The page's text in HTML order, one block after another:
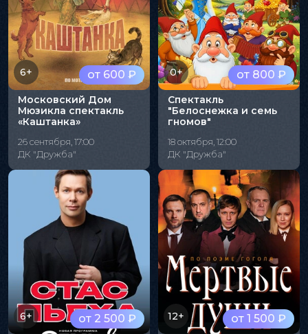
от 600 ₽
6+
Московский Дом
Мюзикла спектакль
«Каштанка»
26 сентября, 17:00
ДК "Дружба"
от 800 ₽
0+
Спектакль
"Белоснежка и семь
гномов"
18 октября, 12:00
ДК "Дружба"
от 2 500 ₽
6+ от 1 500 ₽
12+